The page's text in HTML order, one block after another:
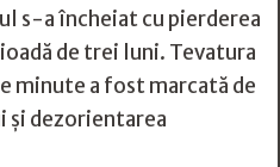
s-a încheiat cu pierderea
de trei luni. Tevatura
minute a fost marcată de
și dezorientarea